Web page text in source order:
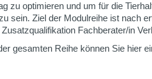
zu optimieren und um für die
sein. Ziel der Modulreihe ist nach
Fachberater/in
gesamten Reihe können Sie hier